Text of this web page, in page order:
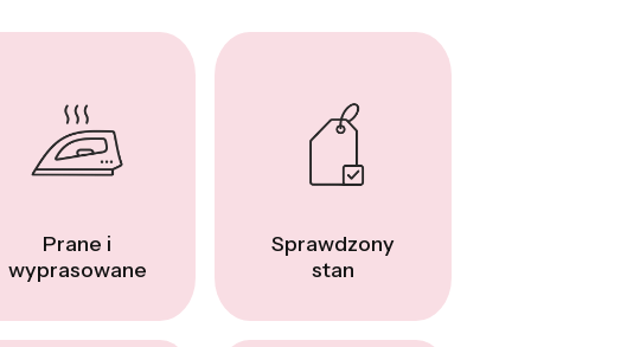
Prane i
wyprasowane
Sprawdzony
stan